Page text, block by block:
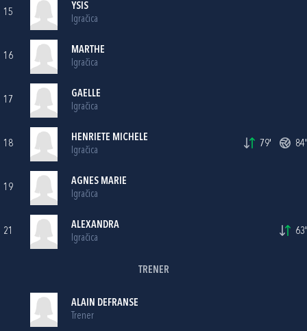
15
YSIS
Igračica
16
MARTHE
Igračica
17
GAELLE
Igračica
18
HENRIETE MICHELE
Igračica
79' 84'
19
AGNES MARIE
Igračica
21
ALEXANDRA
Igračica
63'
TRENER
ALAIN DEFRANSE
Trener